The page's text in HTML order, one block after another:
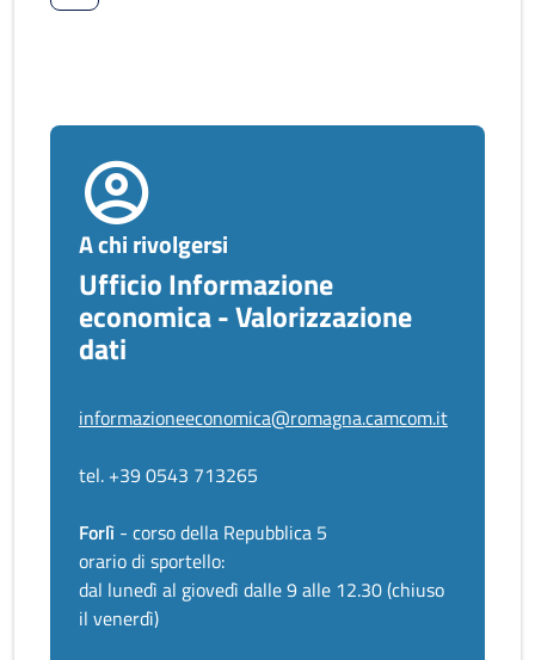
A chi rivolgersi
Ufficio Informazione
economica - Valorizzazione
dati
informazioneeconomica@romagna.camcom.it
tel. +39 0543 713265
Forlì - corso della Repubblica 5
orario di sportello:
dal lunedì al giovedì dalle 9 alle 12.30 (chiuso
il venerdì)